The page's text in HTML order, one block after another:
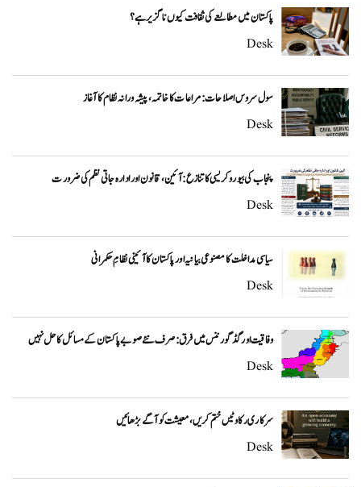
پاکستان میں مطالعے کی ثقافت کیوں ناگزیر ہے؟
Desk
سول سروس اصلاحات: مراعات کا خاتمہ، پیشہ ورانہ نظام کا آغاز
Desk
پنجاب کی بیوروکریسی کا تنازع: آئین، قانون اور ادارہ جاتی نظم کی ضرورت
Desk
سیاسی مداخلت کا مصنوعی بیانیہ اور پاکستان کا آئینی نظامِ حکمرانی
Desk
وفاقیت اور گڈ گورننس میں فرق: صرف نئے صوبے پاکستان کے مسائل کا حل نہیں
Desk
سرکاری رکاوٹیں ختم کریں، معیشت کو آگے بڑھائیں
Desk